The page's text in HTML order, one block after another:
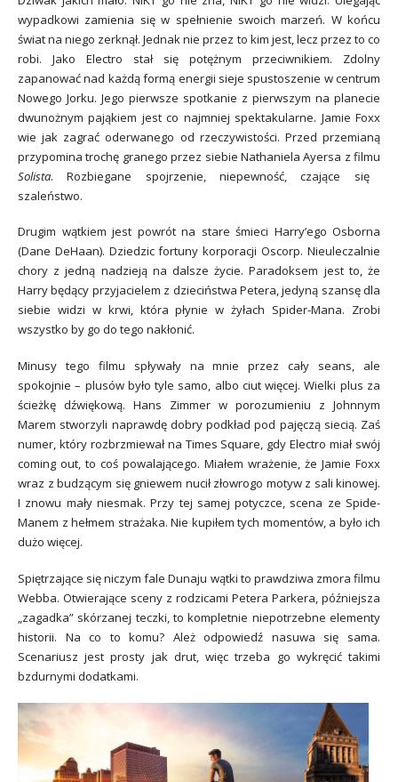
wypadkowi zamienia się w spełnienie swoich marzeń. W końcu
świat na niego zerknął. Jednak nie przez to kim jest, lecz przez to co
robi. Jako Electro stał się potężnym przeciwnikiem. Zdolny
zapanować nad każdą formą energii sieje spustoszenie w centrum
Nowego Jorku. Jego pierwsze spotkanie z pierwszym na planecie
dwunożnym pająkiem jest co najmniej spektakularne. Jamie Foxx
wie jak zagrać oderwanego od rzeczywistości. Przed przemianą
przypomina trochę granego przez siebie Nathaniela Ayersa z filmu
Solista. Rozbiegane spojrzenie, niepewność, czające się
szaleństwo.
Drugim wątkiem jest powrót na stare śmieci Harry’ego Osborna
(Dane DeHaan). Dziedzic fortuny korporacji Oscorp. Nieuleczalnie
chory z jedną nadzieją na dalsze życie. Paradoksem jest to, że
Harry będący przyjacielem z dzieciństwa Petera, jedyną szansę dla
siebie widzi w krwi, która płynie w żyłach Spider-Mana. Zrobi
wszystko by go do tego nakłonić.
Minusy tego filmu spływały na mnie przez cały seans, ale
spokojnie – plusów było tyle samo, albo ciut więcej. Wielki plus za
ścieżkę dźwiękową. Hans Zimmer w porozumieniu z Johnnym
Marem stworzyli naprawdę dobry podkład pod pajęczą siecią. Zaś
numer, który rozbrzmiewał na Times Square, gdy Electro miał swój
coming out, to coś powalającego. Miałem wrażenie, że Jamie Foxx
wraz z budzącym się gniewem nucił złowrogo motyw z sali kinowej.
I znowu mały niesmak. Przy tej samej potyczce, scena ze Spide-
Manem z hełmem strażaka. Nie kupiłem tych momentów, a było ich
dużo więcej.
Spiętrzające się niczym fale Dunaju wątki to prawdziwa zmora filmu
Webba. Otwierające sceny z rodzicami Petera Parkera, późniejsza
„zagadka” skórzanej teczki, to kompletnie niepotrzebne elementy
historii. Na co to komu? Ależ odpowiedź nasuwa się sama.
Scenariusz jest prosty jak drut, więc trzeba go wykręcić takimi
bzdurnymi dodatkami.